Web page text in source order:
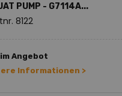
PUMP - G7114A...
8122
Angebot
Informationen >